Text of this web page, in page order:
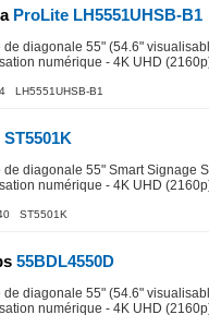
ProLite LH5551UHSB-B1
de diagonale 55" (54.6"
numérique - 4K UHD
LH5551UHSB-B1
ST5501K
de diagonale 55" Smart Signage
numérique - 4K UHD
ST5501K
55BDL4550D
de diagonale 55" (54.6"
numérique - 4K UHD